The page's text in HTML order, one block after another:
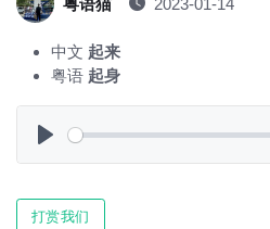
中文 起来
粤语 起身
打赏我们